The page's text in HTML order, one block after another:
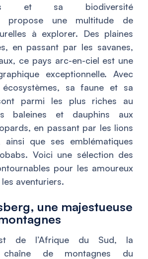
et sa biodiversité
propose une multitude de
à explorer. Des plaines
en passant par les savanes,
ce pays arc-en-ciel est une
exceptionnelle. Avec
sa faune et sa
parmi les plus riches au
baleines et dauphins aux
en passant par les lions
ainsi que ses emblématiques
Voici une sélection des
pour les amoureux
aventuriers.
une majestueuse
de l’Afrique du Sud, la
chaîne de montagnes du